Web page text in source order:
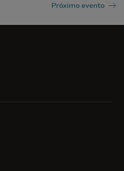
Próximo evento